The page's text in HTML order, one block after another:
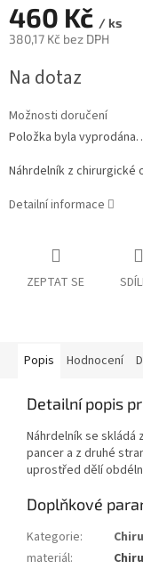
460 Kč / ks
380,17 Kč bez DPH
cena:
Na dotaz
Možnosti doručení
Položka byla
Náhrdelník z chirurgické
Detailní informace
ZEPTAT SE
Popis Hodnocení
Detailní popis
Náhrdelník se skládá
pancer a z druhé
uprostřed dělí
Doplňkové
Kategorie:
materiál: